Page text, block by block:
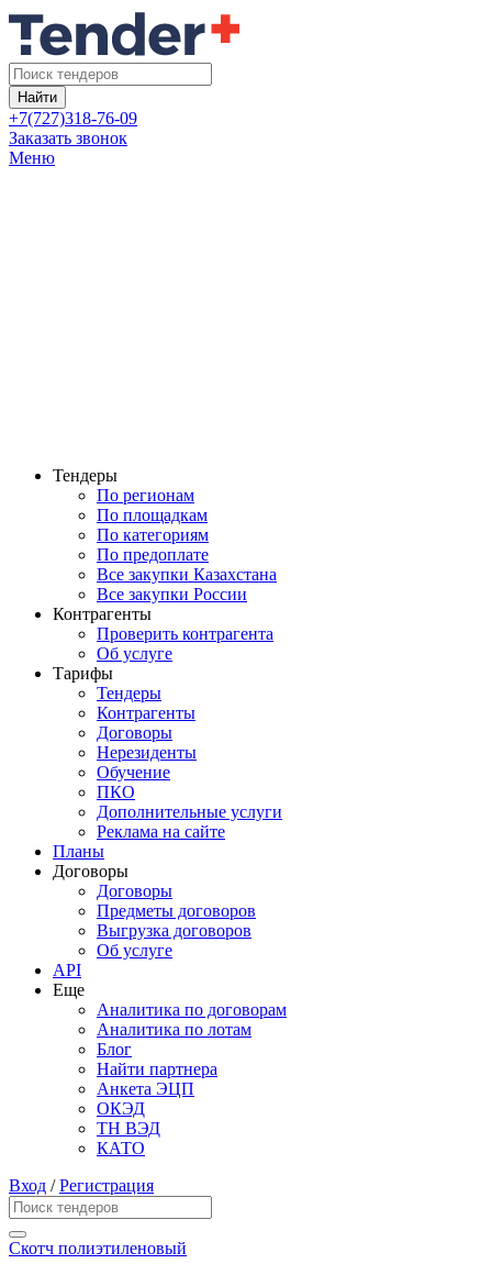
Найти
+7(727)318-76-09
Заказать звонок
Меню
Тендеры
По регионам
По площадкам
По категориям
По предоплате
Все закупки Казахстана
Все закупки России
Контрагенты
Проверить контрагента
Об услуге
Тарифы
Тендеры
Контрагенты
Договоры
Нерезиденты
Обучение
ПКО
Дополнительные услуги
Реклама на сайте
Планы
Договоры
Договоры
Предметы договоров
Выгрузка договоров
Об услуге
API
Еще
Аналитика по договорам
Аналитика по лотам
Блог
Найти партнера
Анкета ЭЦП
ОКЭД
ТН ВЭД
КАТО
Вход /Регистрация
Скотч полиэтиленовый